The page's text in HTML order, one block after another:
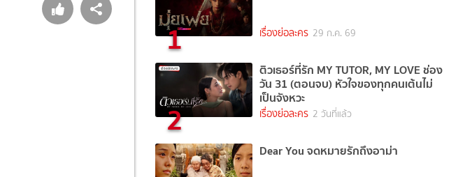
1 เรื่องย่อละคร 29 ก.ค. 69
2
ติวเธอร์ที่รัก MY TUTOR, MY LOVE ช่อง
วัน 31 (ตอนจบ) หัวใจของทุกคนเต้นไม่
เป็นจังหวะ
เรื่องย่อละคร 2 วันที่แล้ว
Dear You จดหมายรักถึงอาม่า